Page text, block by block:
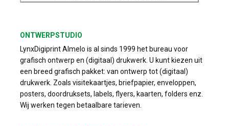
ONTWERPSTUDIO
LynxDigiprint Almelo is al sinds 1999 het bureau voor
grafisch ontwerp en (digitaal) drukwerk. U kunt kiezen uit
een breed grafisch pakket: van ontwerp tot (digitaal)
drukwerk. Zoals visitekaartjes, briefpapier, enveloppen,
posters, doordruksets, labels, flyers, kaarten, folders enz.
Wij werken tegen betaalbare tarieven.